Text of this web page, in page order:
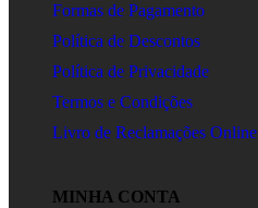
Formas de Pagamento
Política de Descontos
Política de Privacidade
Termos e Condições
Livro de Reclamações Online
MINHA CONTA